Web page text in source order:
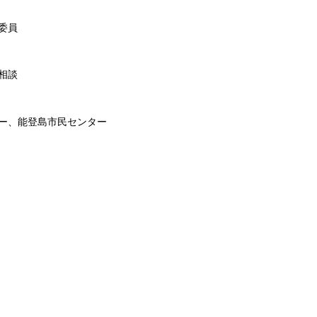
員
談
、能登島市民センター